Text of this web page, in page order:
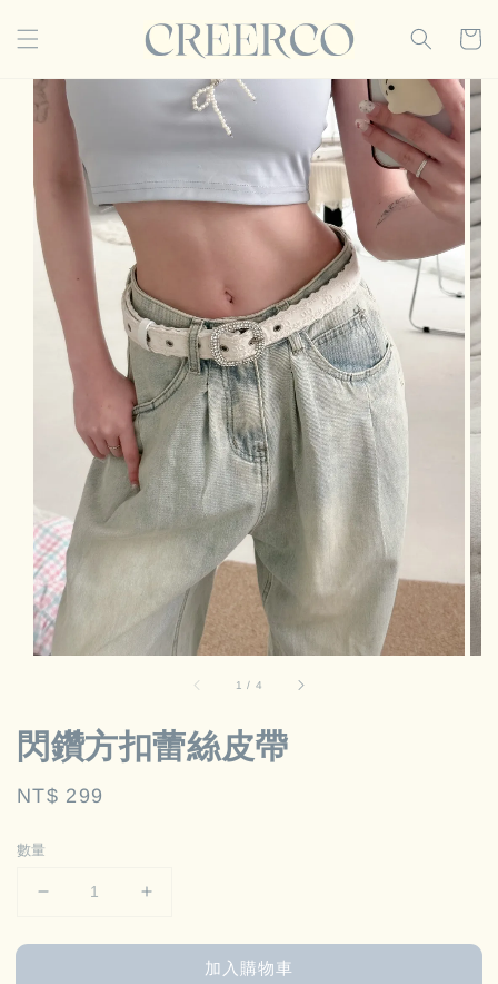
1 / 4
閃鑽方扣蕾絲皮帶
Regular
NT$ 299
數量
加入購物車